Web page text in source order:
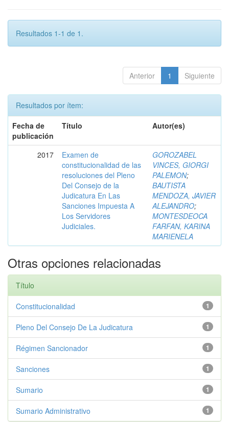
Resultados 1-1 de 1.
Anterior 1 Siguiente
Resultados por ítem:
Fecha de
publicación
Título Autor(es)
2017
Examen de
constitucionalidad de las
resoluciones del Pleno
Del Consejo de la
Judicatura En Las
Sanciones Impuesta A
Los Servidores
Judiciales.
GOROZABEL
VINCES, GIORGI
PALEMON;
BAUTISTA
MENDOZA, JAVIER
ALEJANDRO;
MONTESDEOCA
FARFAN, KARINA
MARIENELA
Otras opciones relacionadas
Título
1
Constitucionalidad
1
Pleno Del Consejo De La Judicatura
1
Régimen Sancionador
1
Sanciones
1
Sumario
1
Sumario Administrativo